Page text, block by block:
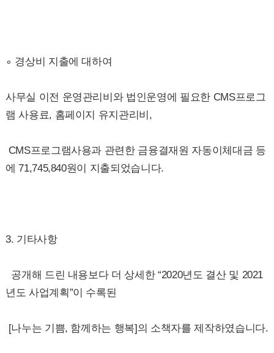
∘ 경상비 지출에 대하여
사무실 이전 운영관리비와 법인운영에 필요한 CMS프로그
램 사용료, 홈페이지 유지관리비,
CMS프로그램사용과 관련한 금융결재원 자동이체대금 등
에 71,745,840원이 지출되었습니다.
3. 기타사항
공개해 드린 내용보다 더 상세한 “2020년도 결산 및 2021
년도 사업계획”이 수록된
[나누는 기쁨, 함께하는 행복]의 소책자를 제작하였습니다.